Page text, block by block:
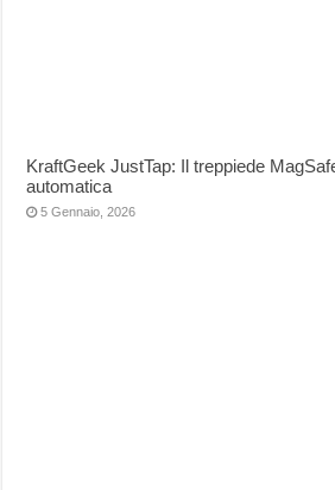
KraftGeek JustTap: Il treppiede
automatica
5 Gennaio, 2026